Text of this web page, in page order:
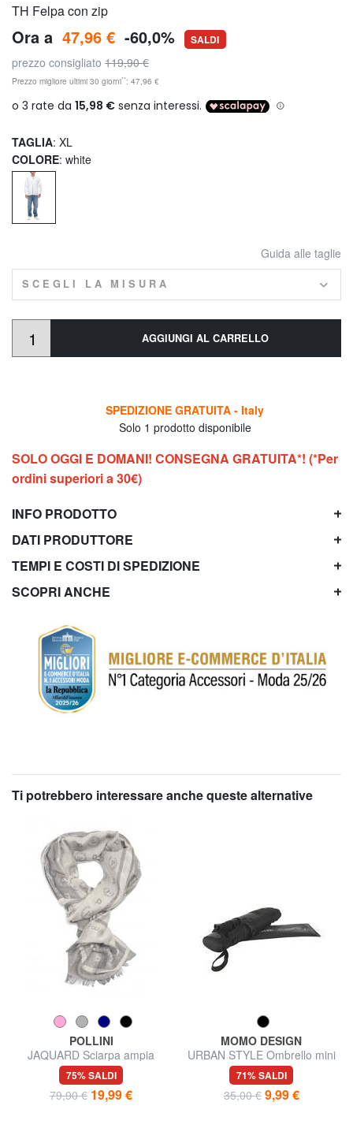
TH Felpa con zip
Ora a 47,96 € -60,0% SALDI
prezzo consigliato 119,90 €
Prezzo migliore ultimi 30 giorni**: 47,96 €
TAGLIA: XL
COLORE: white
Guida alle taglie
SCEGLI LA MISURA
AGGIUNGI AL CARRELLO
SPEDIZIONE GRATUITA - Italy
Solo 1 prodotto disponibile
SOLO OGGI E DOMANI! CONSEGNA GRATUITA*! (*Per
ordini superiori a 30€)
INFO PRODOTTO
DATI PRODUTTORE
TEMPI E COSTI DI SPEDIZIONE
SCOPRI ANCHE
Ti potrebbero interessare anche queste alternative
POLLINI
JAQUARD Sciarpa ampia
75% SALDI
79,90 € 19,99 €
MOMO DESIGN
URBAN STYLE Ombrello mini
71% SALDI
35,00 € 9,99 €